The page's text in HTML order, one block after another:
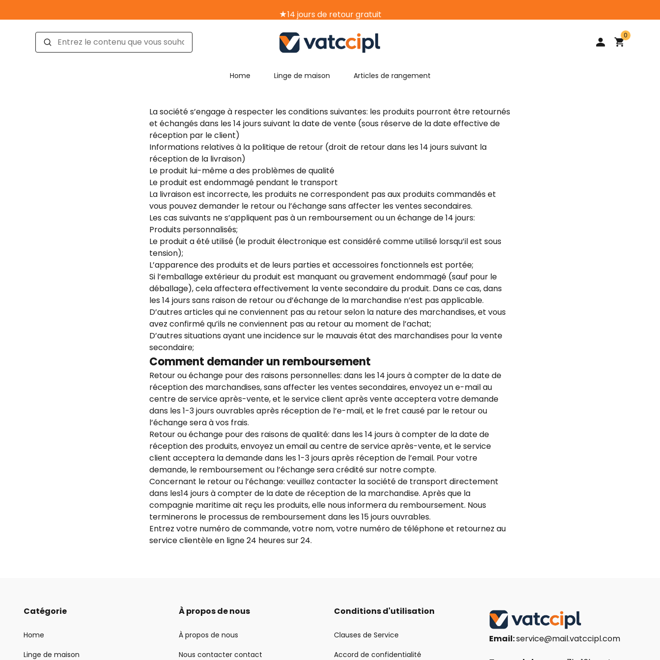
★14 jours de retour gratuit
★Livraison gratuite
0
Home Linge de maison Articles de rangement
La société s’engage à respecter les conditions suivantes: les produits pourront être retournés
et échangés dans les 14 jours suivant la date de vente (sous réserve de la date effective de
réception par le client)
Informations relatives à la politique de retour (droit de retour dans les 14 jours suivant la
réception de la livraison)
Le produit lui-même a des problèmes de qualité
Le produit est endommagé pendant le transport
La livraison est incorrecte, les produits ne correspondent pas aux produits commandés et
vous pouvez demander le retour ou l’échange sans affecter les ventes secondaires.
Les cas suivants ne s’appliquent pas à un remboursement ou un échange de 14 jours:
Produits personnalisés;
Le produit a été utilisé (le produit électronique est considéré comme utilisé lorsqu’il est sous
tension);
L’apparence des produits et de leurs parties et accessoires fonctionnels est portée;
Si l’emballage extérieur du produit est manquant ou gravement endommagé (sauf pour le
déballage), cela affectera effectivement la vente secondaire du produit. Dans ce cas, dans
les 14 jours sans raison de retour ou d’échange de la marchandise n’est pas applicable.
D’autres articles qui ne conviennent pas au retour selon la nature des marchandises, et vous
avez confirmé qu’ils ne conviennent pas au retour au moment de l’achat;
D’autres situations ayant une incidence sur le mauvais état des marchandises pour la vente
secondaire;
Comment demander un remboursement
Retour ou échange pour des raisons personnelles: dans les 14 jours à compter de la date de
réception des marchandises, sans affecter les ventes secondaires, envoyez un e-mail au
centre de service après-vente, et le service client après vente acceptera votre demande
dans les 1-3 jours ouvrables après réception de l’e-mail, et le fret causé par le retour ou
l’échange sera à vos frais.
Retour ou échange pour des raisons de qualité: dans les 14 jours à compter de la date de
réception des produits, envoyez un email au centre de service après-vente, et le service
client acceptera la demande dans les 1-3 jours après réception de l’email. Pour votre
demande, le remboursement ou l’échange sera crédité sur notre compte.
Concernant le retour ou l’échange: veuillez contacter la société de transport directement
dans les14 jours à compter de la date de réception de la marchandise. Après que la
compagnie maritime ait reçu les produits, elle nous informera du remboursement. Nous
terminerons le processus de remboursement dans les 15 jours ouvrables.
Entrez votre numéro de commande, votre nom, votre numéro de téléphone et retournez au
service clientèle en ligne 24 heures sur 24.
Catégorie
Home
Linge de maison
À propos de nous
À propos de nous
Nous contacter contact
Conditions d'utilisation
Clauses de Service
Accord de confidentialité
Email:service@mail.vatccipl.com